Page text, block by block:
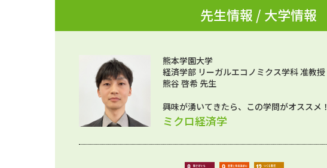
先生情報 / 大学情報
熊本学園大学
経済学部 リーガルエコノミクス学科 准教授
熊谷 啓希 先生
興味が湧いてきたら、この学問がオススメ！
ミクロ経済学